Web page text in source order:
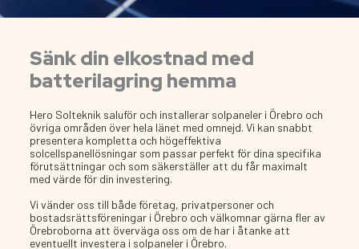
Sänk din elkostnad med
batterilagring hemma
Hero Solteknik saluför och installerar solpaneler i Örebro och
övriga områden över hela länet med omnejd. Vi kan snabbt
presentera kompletta och högeffektiva
solcellspanellösningar som passar perfekt för dina specifika
förutsättningar och som säkerställer att du får maximalt
med värde för din investering.
Vi vänder oss till både företag, privatpersoner och
bostadsrättsföreningar i Örebro och välkomnar gärna fler av
Örebroborna att överväga oss om de har i åtanke att
eventuellt investera i solpaneler i Örebro.